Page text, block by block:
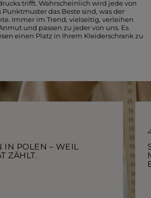
trifft. Wahrscheinlich wird jede von
das Beste sind, was der
Immer im Trend, vielseitig, verleihen
und passen zu jeder von uns. Es
einen Platz in Ihrem Kleiderschrank zu
IN POLEN – WEIL
ZÄHLT.